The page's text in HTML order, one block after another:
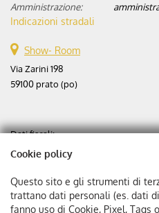
Amministrazione:
Indicazioni stradali
Show- Room
Via Zarini 198
59100 prato (po)
Dati fiscali:
Aste automobili srl
C.F/P.IVA:02365630975
Registro delle imprese:PO
Capitale sociale: €25000 i.v.
Cookie policy
Questo sito e gli strumenti di
trattano dati personali (es. dati
fanno uso di Cookie, Pixel,